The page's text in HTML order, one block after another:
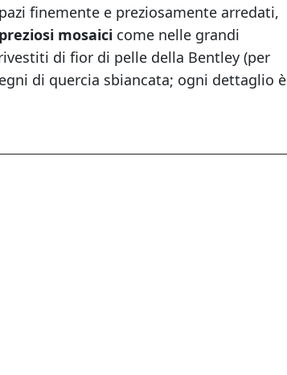
finemente e preziosamente arredati,
mosaicicome nelle grandi
di fior di pelle della Bentley (per
di quercia sbiancata; ogni dettaglio è